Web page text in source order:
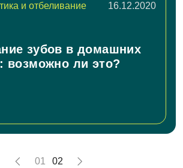
и отбеливание 16.12.2020
зубов в домашних
возможно ли это?
01 02